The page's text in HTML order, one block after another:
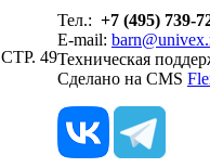
49
Тел.: +7 (495) 739-
E-mail:
Техническая
Сделано на CMS